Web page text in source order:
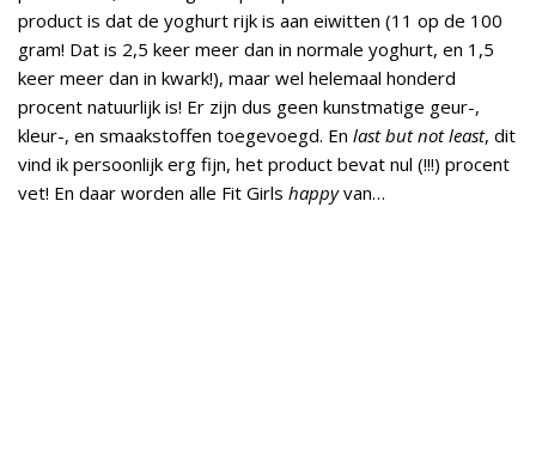
product is dat de yoghurt rijk is aan eiwitten (11 op de 100
gram! Dat is 2,5 keer meer dan in normale yoghurt, en 1,5
keer meer dan in kwark!), maar wel helemaal honderd
procent natuurlijk is! Er zijn dus geen kunstmatige geur-,
kleur-, en smaakstoffen toegevoegd. En last but not least, dit
vind ik persoonlijk erg fijn, het product bevat nul (!!!) procent
vet! En daar worden alle Fit Girls happyvan…